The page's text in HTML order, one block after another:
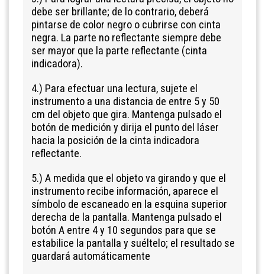
debe ser brillante; de lo contrario, deberá
pintarse de color negro o cubrirse con cinta
negra. La parte no reflectante siempre debe
ser mayor que la parte reflectante (cinta
indicadora).
4.) Para efectuar una lectura, sujete el
instrumento a una distancia de entre 5 y 50
cm del objeto que gira. Mantenga pulsado el
botón de medición y dirija el punto del láser
hacia la posición de la cinta indicadora
reflectante.
5.) A medida que el objeto va girando y que el
instrumento recibe información, aparece el
símbolo de escaneado en la esquina superior
derecha de la pantalla. Mantenga pulsado el
botón A entre 4 y 10 segundos para que se
estabilice la pantalla y suéltelo; el resultado se
guardará automáticamente